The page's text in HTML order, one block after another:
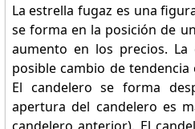
La estrella fugaz es una
se forma en la posición de
aumento en los precios.
posible cambio de
El candelero se forma
apertura del candelero es